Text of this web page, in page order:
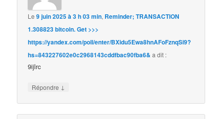
Le9 juin 2025 à 3 h 03 min, Reminder; TRANSACTION
1.308823 bitcoin. Get >>>
https://yandex.com/poll/enter/BXidu5Ewa8hnAFoFznqSi9?
hs=843227602e0c2968143cddfbac90fba6& a dit :
9ijlrc
Répondre ↓